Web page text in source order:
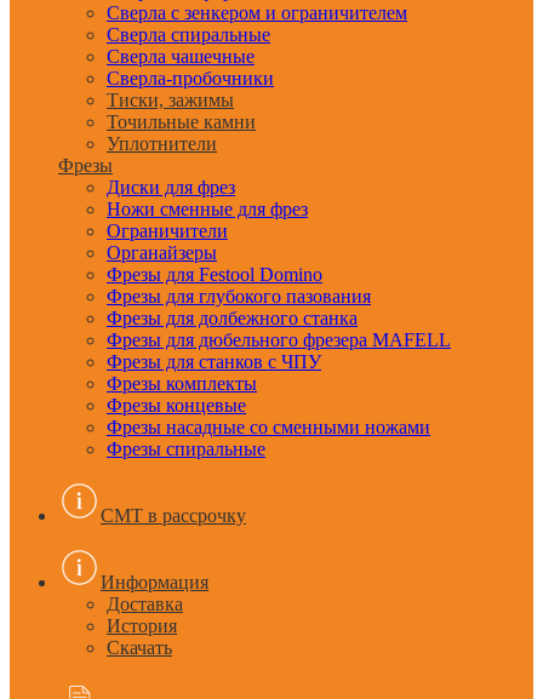
Сверла с зенкером и ограничителем
Сверла спиральные
Сверла чашечные
Сверла-пробочники
Тиски, зажимы
Точильные камни
Уплотнители
Фрезы
Диски для фрез
Ножи сменные для фрез
Ограничители
Органайзеры
Фрезы для Festool Domino
Фрезы для глубокого пазования
Фрезы для долбежного станка
Фрезы для дюбельного фрезера MAFELL
Фрезы для станков с ЧПУ
Фрезы комплекты
Фрезы концевые
Фрезы насадные со сменными ножами
Фрезы спиральные
CMT в рассрочку
Информация
Доставка
История
Скачать